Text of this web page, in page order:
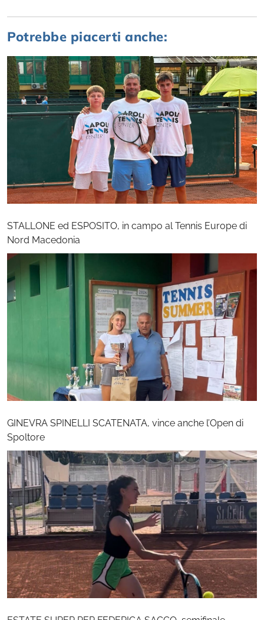
Potrebbe piacerti anche:
STALLONE ed ESPOSITO, in campo al Tennis Europe di
Nord Macedonia
GINEVRA SPINELLI SCATENATA, vince anche l’Open di
Spoltore